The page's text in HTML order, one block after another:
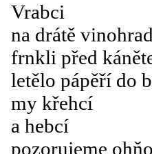
Vrabci
na drátě
frnkli před
letělo pápěří do
my křehcí
a hebcí
pozorujeme